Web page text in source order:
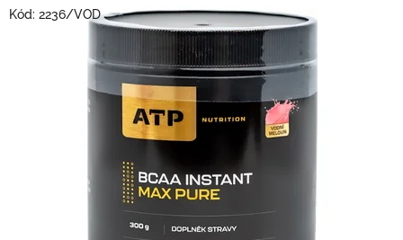
Kód: 2236/VOD